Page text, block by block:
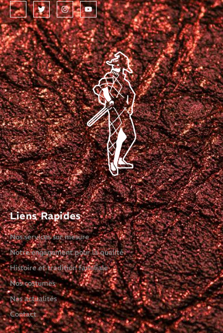
Liens Rapides
Nos services sur mesure
Notre engagement pour la qualité
Histoire et tradition familiale
Nos costumes
Nos actualités
Contact